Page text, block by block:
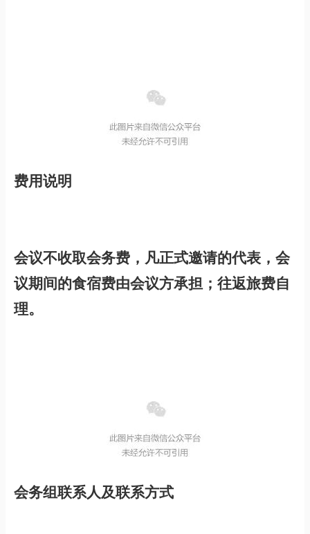
费用说明
会议不收取会务费，凡正式邀请的代表，会
议期间的食宿费由会议方承担；往返旅费自
理。
会务组联系人及联系方式